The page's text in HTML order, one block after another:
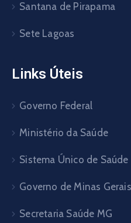
Santana de Pirapama
Sete Lagoas
Links Úteis
Governo Federal
Ministério da Saúde
Sistema Único de Saúde
Governo de Minas Gerais
Secretaria Saúde MG